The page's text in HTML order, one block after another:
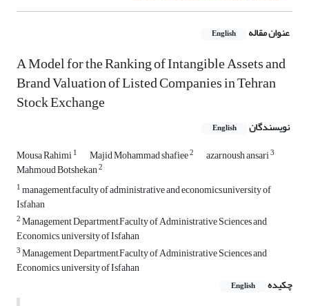
عنوان مقاله English
A Model for the Ranking of Intangible Assets and
Brand Valuation of Listed Companies in Tehran
Stock Exchange
نویسندگان English
Mousa Rahimi1 Majid Mohammad shafiee2 azarnoush ansari3
Mahmoud Botshekan2
1management,faculty of administrative and economics,university of
Isfahan
2Management Department,Faculty of Administrative Sciences and
Economics, university of Isfahan
3Management Department,Faculty of Administrative Sciences and
Economics, university of Isfahan
چکیده
English